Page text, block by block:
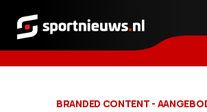
Sportnieuws.nl